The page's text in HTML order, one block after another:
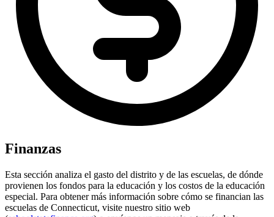
Finanzas
Esta sección analiza el gasto del distrito y de las escuelas, de dónde
provienen los fondos para la educación y los costos de la educación
especial. Para obtener más información sobre cómo se financian las
escuelas de Connecticut, visite nuestro sitio web